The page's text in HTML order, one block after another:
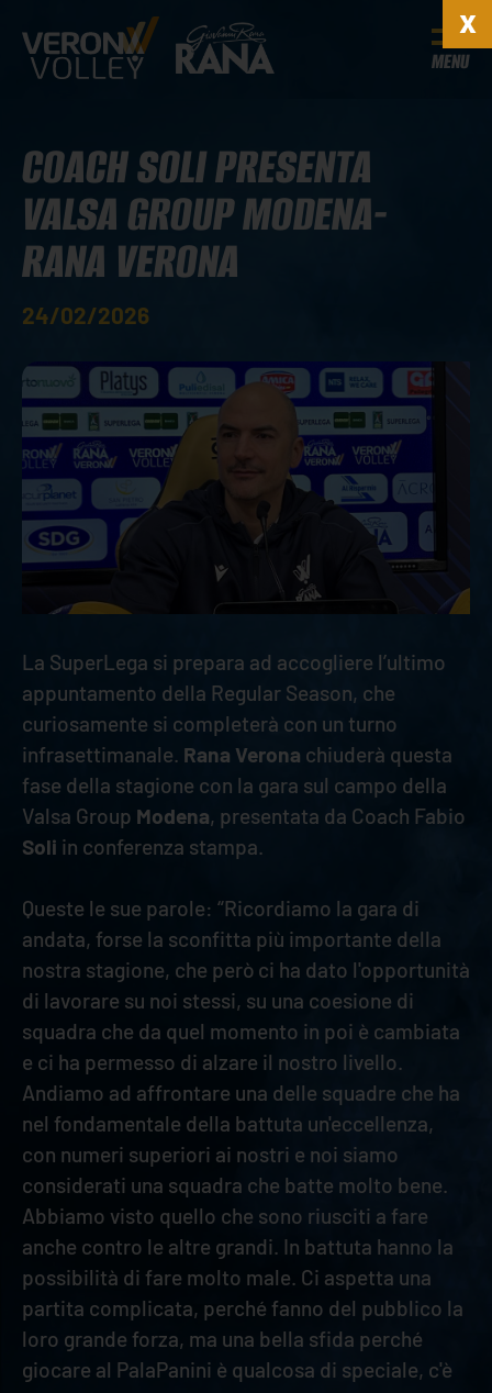
MENU
COACH SOLI PRESENTA
VALSA GROUP MODENA-
RANA VERONA
24/02/2026
La SuperLega si prepara ad accogliere l’ultimo
appuntamento della Regular Season, che
curiosamente si completerà con un turno
infrasettimanale. Rana Verona chiuderà questa
fase della stagione con la gara sul campo della
Valsa Group Modena, presentata da Coach Fabio
Soli in conferenza stampa.
Queste le sue parole: “Ricordiamo la gara di
andata, forse la sconfitta più importante della
nostra stagione, che però ci ha dato l'opportunità
di lavorare su noi stessi, su una coesione di
squadra che da quel momento in poi è cambiata
e ci ha permesso di alzare il nostro livello.
Andiamo ad affrontare una delle squadre che ha
nel fondamentale della battuta un'eccellenza,
con numeri superiori ai nostri e noi siamo
considerati una squadra che batte molto bene.
Abbiamo visto quello che sono riusciti a fare
anche contro le altre grandi. In battuta hanno la
possibilità di fare molto male. Ci aspetta una
partita complicata, perché fanno del pubblico la
loro grande forza, ma una bella sfida perché
giocare al PalaPanini è qualcosa di speciale, c'è